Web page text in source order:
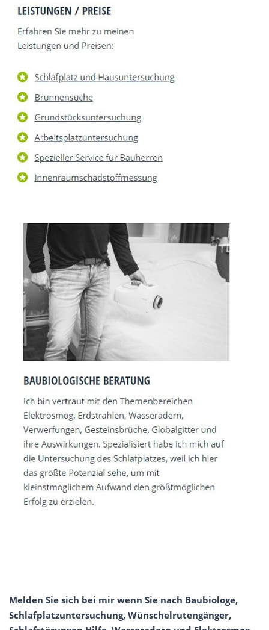
Melden Sie sich bei mir wenn Sie nach Baubiologe,
Schlafplatzuntersuchung, Wünschelrutengänger,